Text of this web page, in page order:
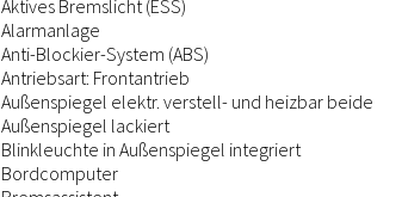
Aktives Bremslicht (ESS)
Alarmanlage
Anti-Blockier-System (ABS)
Antriebsart: Frontantrieb
Außenspiegel elektr. verstell- und heizbar beide
Außenspiegel lackiert
Blinkleuchte in Außenspiegel integriert
Bordcomputer